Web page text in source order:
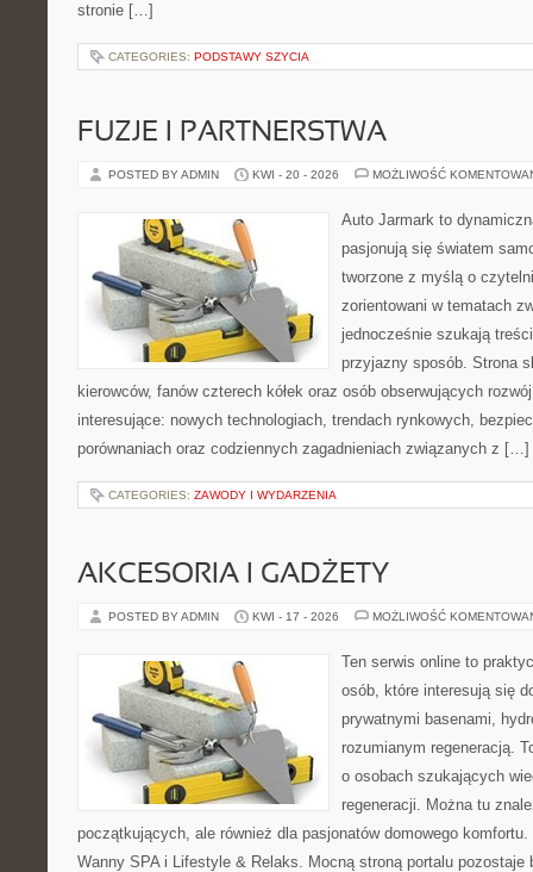
stronie […]
CATEGORIES: PODSTAWY SZYCIA
FUZJE I PARTNERSTWA
POSTED BY ADMIN KWI - 20 - 2026 MOŻLIWOŚĆ
Auto Jarmark to
pasjonują się światem
tworzone z myślą o
zorientowani w tematach
jednocześnie szukają
przyjazny sposób. Strona
kierowców, fanów czterech kółek oraz osób obserwujących
interesujące: nowych technologiach, trendach rynkowych,
porównaniach oraz codziennych zagadnieniach związanych z […]
CATEGORIES: ZAWODY I WYDARZENIA
AKCESORIA I GADŻETY
POSTED BY ADMIN KWI - 17 - 2026 MOŻLIWOŚĆ
Ten serwis online to
osób, które interesują się
prywatnymi basenami,
rozumianym regeneracją.
o osobach szukających
regeneracji. Można tu
początkujących, ale również dla pasjonatów domowego
Wanny SPA i Lifestyle & Relaks. Mocną stroną portalu pozostaje